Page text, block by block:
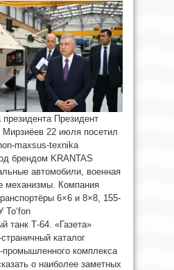
Президент
Мирзиёев 22 июля посетил
maxsus-texnika
брендом KRANTAS
автомобили, военная
механизмы. Компания
6×6 и 8×8, 155-
танк Т-64. «Газета»
каталог
промышленного комплекса
о наиболее заметных